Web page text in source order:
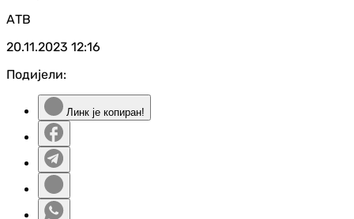
АТВ
20.11.2023 12:16
Подијели:
Линк је копиран!